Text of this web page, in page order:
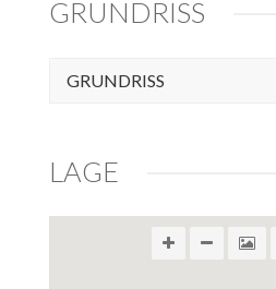
GRUNDRISS
GRUNDRISS
LAGE